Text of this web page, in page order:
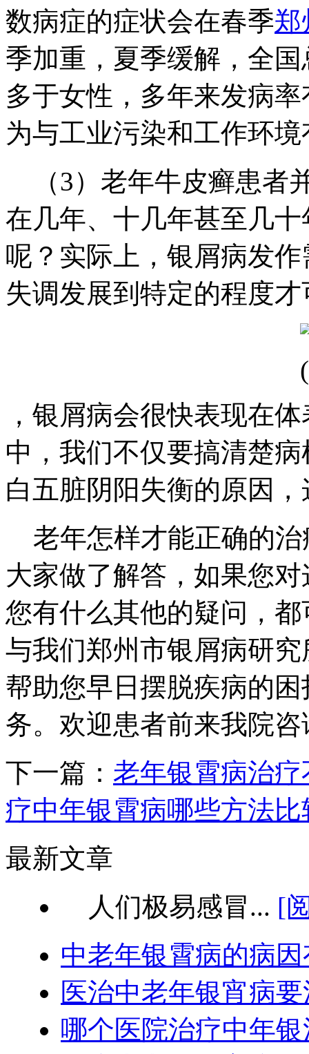
数病症的症状会在春季郑
季加重，夏季缓解，全
多于女性，多年来发病
为与工业污染和工作环
（3）老年牛皮癣患者
在几年、十几年甚至几
呢？实际上，银屑病发
失调发展到特定的程度
，银屑病会很快表现在
中，我们不仅要搞清楚
白五脏阴阳失衡的原因
老年怎样才能正确的治
大家做了解答，如果您
您有什么其他的疑问，
与我们郑州市银屑病研
帮助您早日摆脱疾病的
务。欢迎患者前来我院
下一篇： 老年银霄病治
疗中年银霄病哪些方法比
最新文章
人们极易感冒... [
中老年银霄病的病
医治中老年银宵病
哪个医院治疗中年